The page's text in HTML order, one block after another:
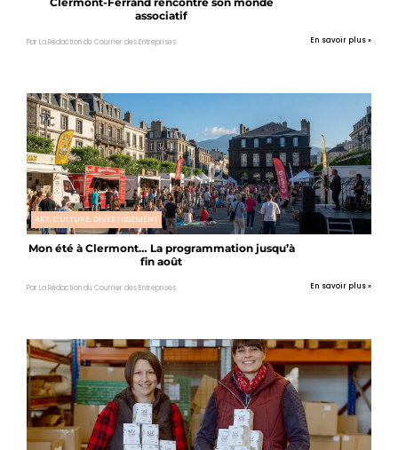
associatif
Par La Rédaction du Courrier des Entreprises En savoir plus »
ART, CULTURE, DIVERTISSEMENT
Mon été à Clermont… La programmation jusqu’à
fin août
Par La Rédaction du Courrier des Entreprises En savoir plus »